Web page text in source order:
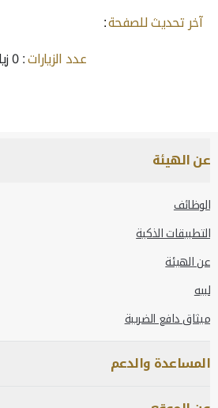
آخر تحديث للصفحة:
عدد الزيارات: 0 زيارة
عن الهيئة
الوظائف
التطبيقات الذكية
عن الهيئة
لبيه
ميثاق دافع الضريبة
المساعدة والدعم